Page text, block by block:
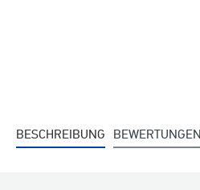
BESCHREIBUNG BEWERTUNGEN